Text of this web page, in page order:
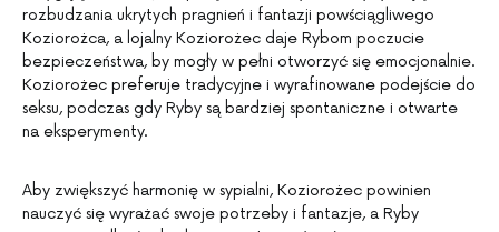
rozbudzania ukrytych pragnień i fantazji powściągliwego
Koziorożca, a lojalny Koziorożec daje Rybom poczucie
bezpieczeństwa, by mogły w pełni otworzyć się emocjonalnie.
Koziorożec preferuje tradycyjne i wyrafinowane podejście do
seksu, podczas gdy Ryby są bardziej spontaniczne i otwarte
na eksperymenty.
Aby zwiększyć harmonię w sypialni, Koziorożec powinien
nauczyć się wyrażać swoje potrzeby i fantazje, a Ryby